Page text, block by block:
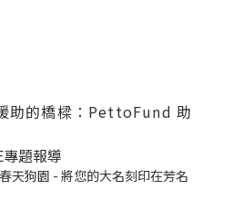
助的橋樑：PettoFund 助
題報導
天狗園 - 將您的大名刻印在芳名